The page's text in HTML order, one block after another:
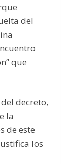
del
que
decreto,
la
de este
los